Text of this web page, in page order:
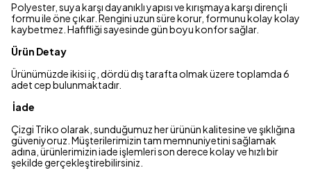
Polyester, suya karşı dayanıklı yapısı ve kırışmaya karşı dirençli
formu ile öne çıkar. Rengini uzun süre korur, formunu kolay kolay
kaybetmez. Hafifliği sayesinde gün boyu konfor sağlar.
Ürün Detay
Ürünümüzde ikisi iç, dördü dış tarafta olmak üzere toplamda 6
adet cep bulunmaktadır.
İade
Çizgi Triko olarak, sunduğumuz her ürünün kalitesine ve şıklığına
güveniyoruz. Müşterilerimizin tam memnuniyetini sağlamak
adına, ürünlerimizin iade işlemleri son derece kolay ve hızlı bir
şekilde gerçekleştirebilirsiniz.